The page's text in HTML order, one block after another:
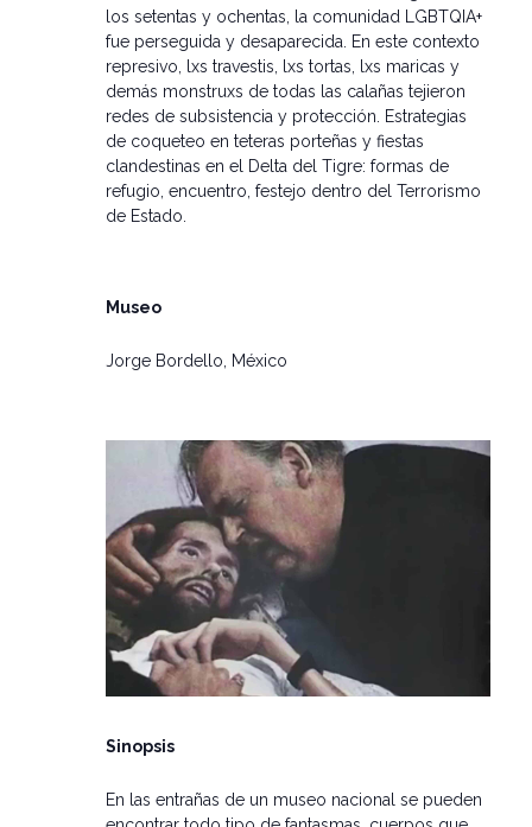
los setentas y ochentas, la comunidad LGBTQIA+
fue perseguida y desaparecida. En este contexto
represivo, lxs travestis, lxs tortas, lxs maricas y
demás monstruxs de todas las calañas tejieron
redes de subsistencia y protección. Estrategias
de coqueteo en teteras porteñas y fiestas
clandestinas en el Delta del Tigre: formas de
refugio, encuentro, festejo dentro del Terrorismo
de Estado.
Museo
Jorge Bordello, México
Sinopsis
En las entrañas de un museo nacional se pueden